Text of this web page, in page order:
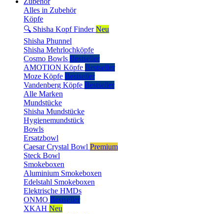
Alles in Zubehör
Köpfe
🔍 Shisha Kopf Finder Neu
Shisha Phunnel
Shisha Mehrlochköpfe
Cosmo Bowls Bestseller
AMOTION Köpfe Bestseller
Moze Köpfe Bestseller
Vandenberg Köpfe Bestseller
Alle Marken
Mundstücke
Shisha Mundstücke
Hygienemundstück
Bowls
Ersatzbowl
Caesar Crystal Bowl Premium
Steck Bowl
Smokeboxen
Aluminium Smokeboxen
Edelstahl Smokeboxen
Elektrische HMDs
ONMO Bestseller
XKAH Neu